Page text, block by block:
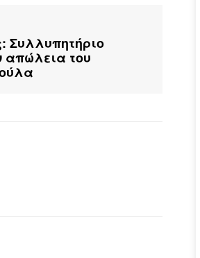
Συλλυπητήριο
απώλεια του